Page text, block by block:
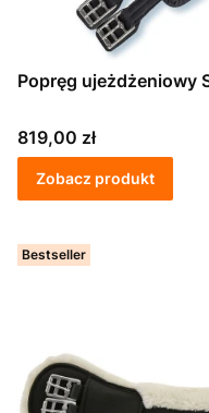
Popręg ujeżdżeniowy
Cena
819,00 zł
Zobacz produkt
Bestseller